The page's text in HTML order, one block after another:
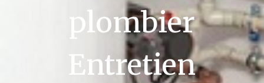
plombier
Entretien